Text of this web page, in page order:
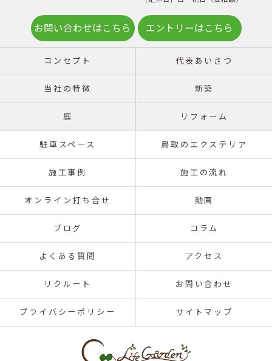
お問い合わせはこちら エントリーはこちら
コンセプト 代表あいさつ
当社の特徴 新築
庭 リフォーム
駐車スペース 鳥取のエクステリア
施工事例 施工の流れ
オンライン打ち合せ 動画
ブログ コラム
よくある質問 アクセス
リクルート お問い合わせ
プライバシーポリシー サイトマップ